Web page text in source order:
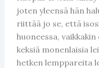
joten yleensä hän
riittää jo se, että
huoneessa,
keksiä monenlaisia
hetken lemppareita